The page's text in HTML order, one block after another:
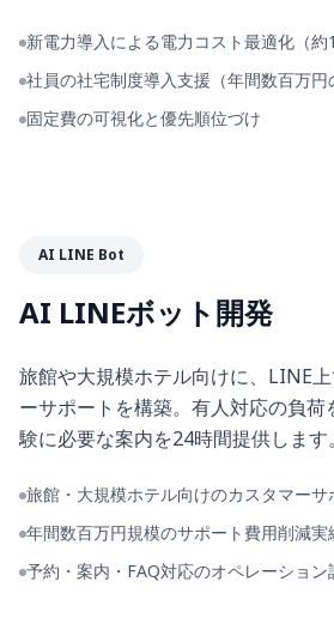
新電力導入による電力コスト最適化（約
社員の社宅制度導入支援（年間数百万円
固定費の可視化と優先順位づけ
AI LINE Bot
AI LINEボット開発
旅館や大規模ホテル向けに、LINE
ーサポートを構築。有人対応の負
験に必要な案内を24時間提供します。
旅館・大規模ホテル向けのカスタマーサ
年間数百万円規模のサポート費用削減実
予約・案内・FAQ対応のオペレーション